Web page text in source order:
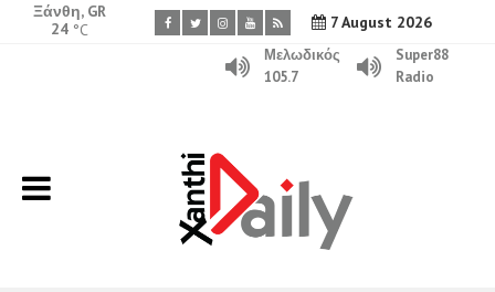
7 August 2026
Ξάνθη, GR
24 °C
Μελωδικός
105.7
Super88
Radio